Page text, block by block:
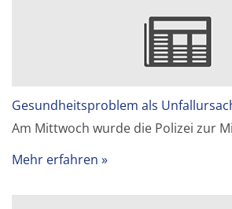
Gesundheitsproblem als
Am Mittwoch wurde die Polizei zur
Mehr erfahren